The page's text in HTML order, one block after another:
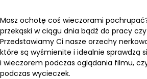
Masz ochotę coś wieczorami
przekąski w ciągu dnia bądź do pracy czy
Przedstawiamy Ci nasze orzechy
które są wyśmienite i idealnie sprawdzą
i wieczorem podczas oglądania filmu,
podczas wycieczek.